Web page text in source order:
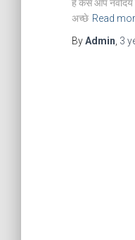
हैं कैसे आप नवोदय
अच्छे Read
ByAdmin 3